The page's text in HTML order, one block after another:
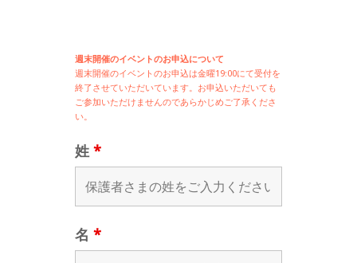
週末開催のイベントのお申込について
週末開催のイベントのお申込は金曜19:00にて受付を
終了させていただいています。お申込いただいても
ご参加いただけませんのであらかじめご了承くださ
い。
姓 *
名 *